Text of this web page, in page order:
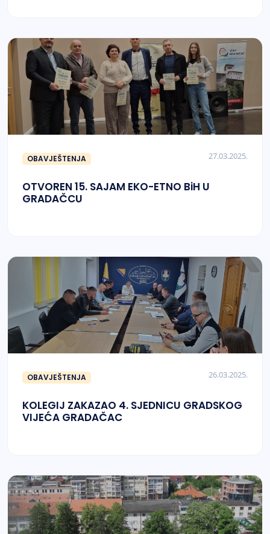
OBAVJEŠTENJA 27.03.2025.
OTVOREN 15. SAJAM EKO-ETNO BiH U
GRADAČCU
OBAVJEŠTENJA 26.03.2025.
KOLEGIJ ZAKAZAO 4. SJEDNICU GRADSKOG
VIJEĆA GRADAČAC